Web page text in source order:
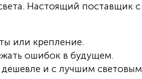
Настоящий поставщик с
или крепление.
ошибок в будущем.
и с лучшим световым